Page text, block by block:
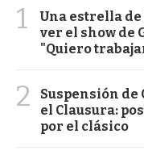
1
Una estrella
ver el show de
"Quiero
2
Suspensión
el Clausura:
por el clásico